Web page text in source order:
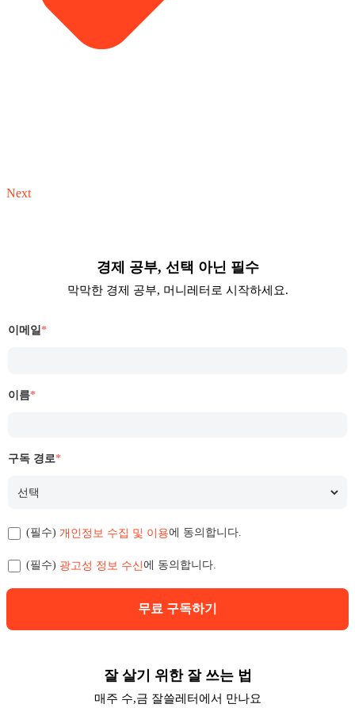
Next
경제 공부, 선택 아닌 필수
막막한 경제 공부, 머니레터로 시작하세요.
이메일*
이름*
구독 경로*
(필수) 개인정보 수집 및 이용에 동의합니다.
(필수) 광고성 정보 수신에 동의합니다.
무료 구독하기
잘 살기 위한 잘 쓰는 법
매주 수,금 잘쓸레터에서 만나요